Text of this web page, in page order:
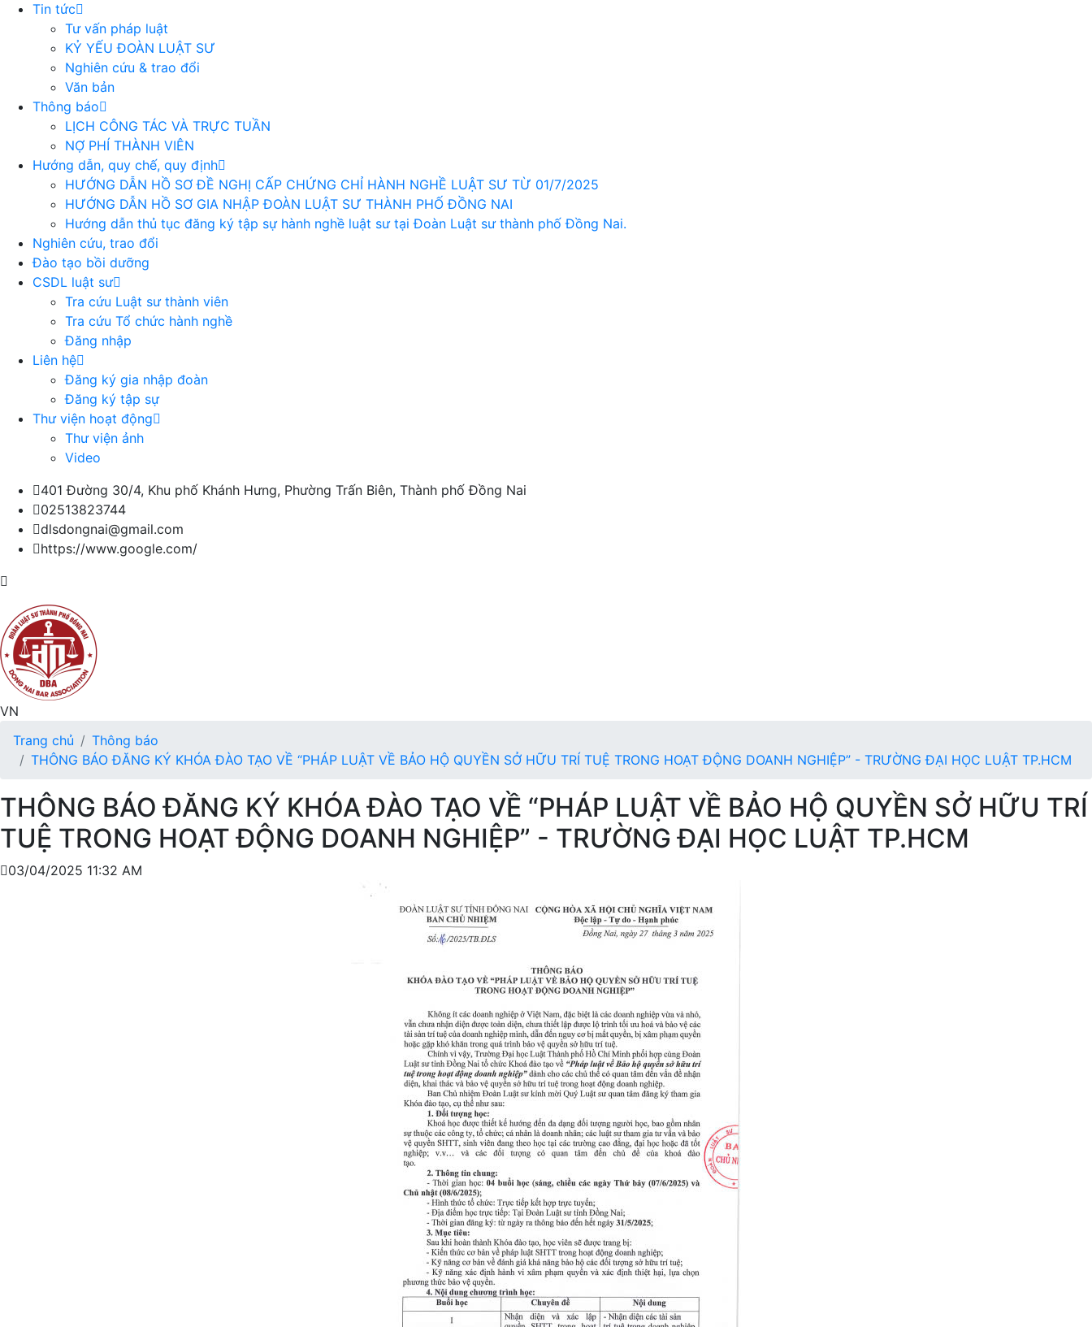
Tin tức
Tư vấn pháp luật
KỶ YẾU ĐOÀN LUẬT SƯ
Nghiên cứu & trao đổi
Văn bản
Thông báo
LỊCH CÔNG TÁC VÀ TRỰC TUẦN
NỢ PHÍ THÀNH VIÊN
Hướng dẫn, quy chế, quy định
HƯỚNG DẪN HỒ SƠ ĐỀ NGHỊ CẤP CHỨNG CHỈ HÀNH NGHỀ LUẬT SƯ TỪ 01/7/2025
HƯỚNG DẪN HỒ SƠ GIA NHẬP ĐOÀN LUẬT SƯ THÀNH PHỐ ĐỒNG NAI
Hướng dẫn thủ tục đăng ký tập sự hành nghề luật sư tại Đoàn Luật sư thành phố Đồng Nai.
Nghiên cứu, trao đổi
Đào tạo bồi dưỡng
CSDL luật sư
Tra cứu Luật sư thành viên
Tra cứu Tổ chức hành nghề
Đăng nhập
Liên hệ
Đăng ký gia nhập đoàn
Đăng ký tập sự
Thư viện hoạt động
Thư viện ảnh
Video
401 Đường 30/4, Khu phố Khánh Hưng, Phường Trấn Biên, Thành phố Đồng Nai
02513823744
dlsdongnai@gmail.com
https://www.google.com/
VN
Trang chủ
Thông báo
THÔNG BÁO ĐĂNG KÝ KHÓA ĐÀO TẠO VỀ “PHÁP LUẬT VỀ BẢO HỘ QUYỀN SỞ HỮU TRÍ TUỆ TRONG HOẠT ĐỘNG DOANH NGHIỆP” - TRƯỜNG ĐẠI HỌC LUẬT TP.HCM
THÔNG BÁO ĐĂNG KÝ KHÓA ĐÀO TẠO VỀ “PHÁP LUẬT VỀ BẢO HỘ QUYỀN SỞ HỮU TRÍ
TUỆ TRONG HOẠT ĐỘNG DOANH NGHIỆP” - TRƯỜNG ĐẠI HỌC LUẬT TP.HCM
03/04/2025 11:32 AM